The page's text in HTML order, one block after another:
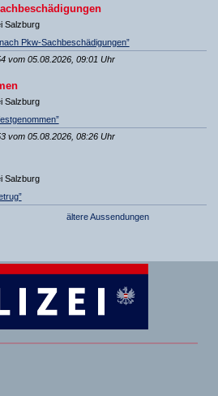
Salzburg
Pkw-Sachbeschädigungen”
vom 05.08.2026, 09:01 Uhr
Salzburg
vom 05.08.2026, 08:26 Uhr
Salzburg
ältere Aussendungen